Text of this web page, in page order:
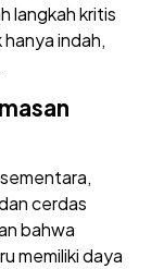
langkah kritis
indah,
cerdas
bahwa
memiliki daya